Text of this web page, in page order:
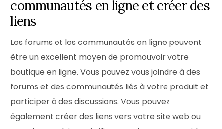
communautés en ligne et créer des
liens
Les forums et les communautés en ligne peuvent
être un excellent moyen de promouvoir votre
boutique en ligne. Vous pouvez vous joindre à des
forums et des communautés liés à votre produit et
participer à des discussions. Vous pouvez
également créer des liens vers votre site web ou